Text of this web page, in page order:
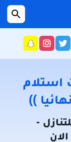
بحث
تابعنا
على
تويتر
تابعنا
على
انستجرام
استلام
))
-